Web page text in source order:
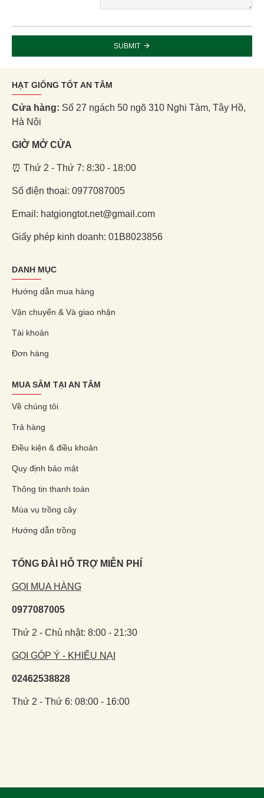
SUBMIT
HẠT GIỐNG TỐT AN TÂM
Cửa hàng: Số 27 ngách 50 ngõ 310 Nghi Tàm, Tây Hồ,
Hà Nội
GIỜ MỞ CỬA
⏰ Thứ 2 - Thứ 7: 8:30 - 18:00
Số điện thoại: 0977087005
Email: hatgiongtot.net@gmail.com
Giấy phép kinh doanh: 01B8023856
DANH MỤC
Hướng dẫn mua hàng
Vận chuyển & Và giao nhận
Tài khoản
Đơn hàng
MUA SẮM TẠI AN TÂM
Về chúng tôi
Trả hàng
Điều kiện & điều khoản
Quy định bảo mật
Thông tin thanh toán
Mùa vụ trồng cây
Hướng dẫn trồng
TỔNG ĐÀI HỖ TRỢ MIỄN PHÍ
GỌI MUA HÀNG
0977087005
Thứ 2 - Chủ nhật: 8:00 - 21:30
GỌI GÓP Ý - KHIẾU NẠI
02462538828
Thứ 2 - Thứ 6: 08:00 - 16:00